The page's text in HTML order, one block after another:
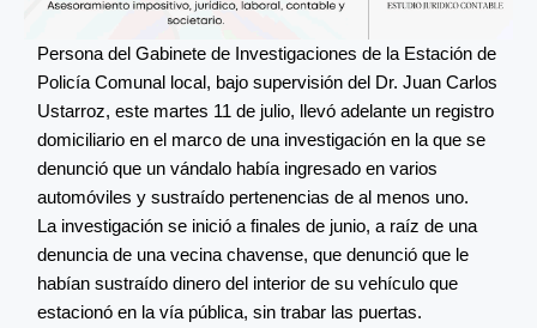
Persona del Gabinete de Investigaciones de la Estación de
Policía Comunal local, bajo supervisión del Dr. Juan Carlos
Ustarroz, este martes 11 de julio, llevó adelante un registro
domiciliario en el marco de una investigación en la que se
denunció que un vándalo había ingresado en varios
automóviles y sustraído pertenencias de al menos uno.
La investigación se inició a finales de junio, a raíz de una
denuncia de una vecina chavense, que denunció que le
habían sustraído dinero del interior de su vehículo que
estacionó en la vía pública, sin trabar las puertas.